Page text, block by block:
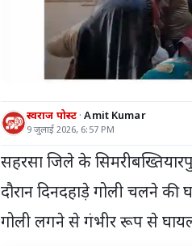
स्वराज पोस्ट Amit Kumar
9 जुलाई 2026, 6:57 PM
सहरसा जिले के सिमरीबख्तियारपुर
दौरान दिनदहाड़े गोली चलने
गोली लगने से गंभीर रूप से घायल